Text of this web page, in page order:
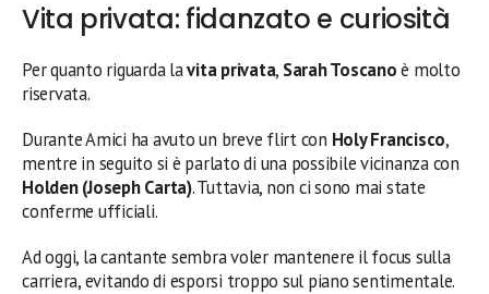
Vita privata: fidanzato e curiosità
Per quanto riguarda lavita privata, Sarah Toscanoè molto
riservata.
Durante Amici ha avuto un breve flirt con Holy Francisco,
mentre in seguito si è parlato di una possibile vicinanza con
Holden (Joseph Carta). Tuttavia, non ci sono mai state
conferme ufficiali.
Ad oggi, la cantante sembra voler mantenere il focus sulla
carriera, evitando di esporsi troppo sul piano sentimentale.